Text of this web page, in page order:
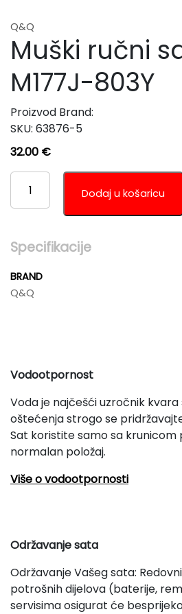
Q&Q
Muški ručni
M177J-803Y
SKU: 63876-5
Proizvod Brand:
32.00 €
MUŠKI
RUČNI
SAT
803Y
Dodaj u košaricu
Specifikacije
BRAND
Q&Q
Vodootpornost
Voda je najčešći uzročnik
oštećenja strogo se
Sat koristite samo sa krunicom
normalan položaj.
Više o vodootpornosti
Održavanje sata
Održavanje Vašeg sata:
potrošnih dijelova (baterije,
servisima osigurat će